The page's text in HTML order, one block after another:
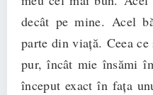
decât pe mine. Acel
parte din viață. Ceea
pur, încât mie însămi
început exact în fața